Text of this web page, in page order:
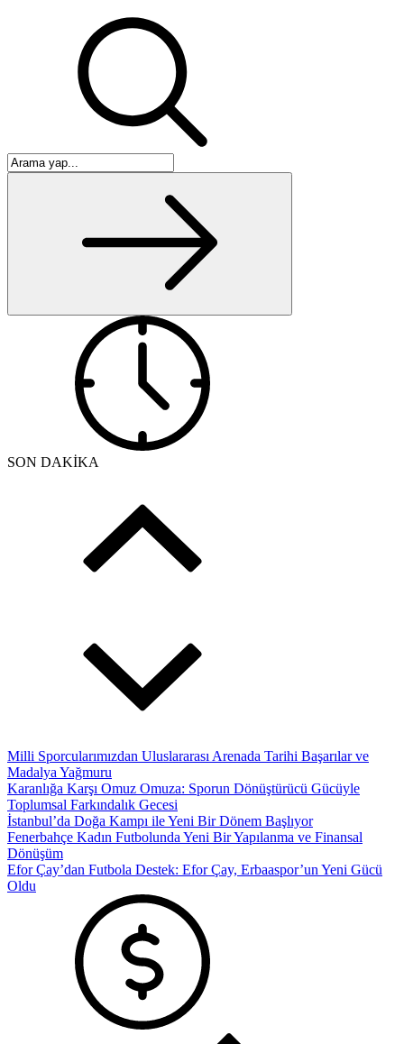
SON DAKİKA
Milli Sporcularımızdan Uluslararası Arenada Tarihi Başarılar ve
Madalya Yağmuru
Karanlığa Karşı Omuz Omuza: Sporun Dönüştürücü Gücüyle
Toplumsal Farkındalık Gecesi
İstanbul’da Doğa Kampı ile Yeni Bir Dönem Başlıyor
Fenerbahçe Kadın Futbolunda Yeni Bir Yapılanma ve Finansal
Dönüşüm
Efor Çay’dan Futbola Destek: Efor Çay, Erbaaspor’un Yeni Gücü
Oldu